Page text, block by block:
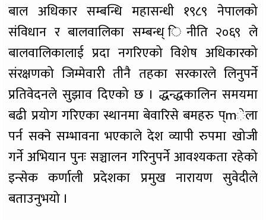
बाल अधिकार सम्बन्धि महासन्धी १९८९ नेपालको
संविधान र बालवालिका सम्बन्ध् िनीति २०६९ ले
बालवालिकालाई प्रदा नगरिएको विशेष अधिकारको
संरक्षणको जिम्मेवारी तीनै तहका सरकारले लिनुपर्ने
प्रतिवेदनले सुझाव दिएको छ । द्धन्द्धकालिन समयमा
बढी प्रयोग गरिएका स्थानमा बेवारिसे बमहरु प्mेला
पर्न सक्ने सम्भावना भएकाले देश व्यापी रुपमा खोजी
गर्ने अभियान पुनः सञ्चालन गरिनुपर्ने आवश्यकता रहेको
इन्सेक कर्णाली प्रदेशका प्रमुख नारायण सुवेदीले
बताउनुभयो ।